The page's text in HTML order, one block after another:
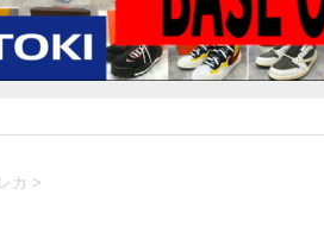
カ >